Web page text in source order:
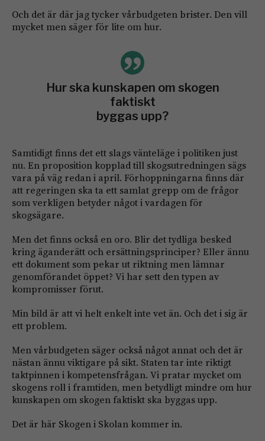
Och det är där jag tycker vårbudgeten brister. Den vill
mycket men säger för lite om hur.
Hur ska kunskapen om skogen
faktiskt
byggas upp?
Samtidigt finns det ett slags vänteläge i politiken just
nu. En proposition kopplad till skogsutredningen sägs
vara på väg redan i april. Förhoppningarna finns där
att regeringen ska ta ett samlat grepp om de frågor
som verkligen betyder något i vardagen för
skogsägare.
Men det finns också en oro. Blir det tydliga besked
kring äganderätt och ersättningsprinciper? Eller ännu
ett dokument som pekar ut riktning men lämnar
genomförandet öppet? Vi har sett den typen av
kompromisser förut.
Min bild är att vi helt enkelt inte vet än. Och det i sig är
ett problem.
Men vårbudgeten säger också något annat och det är
nästan ännu viktigare på sikt. Staten tar inte riktigt
taktpinnen i kompetensfrågan. Vi pratar mycket om
skogens roll i framtiden, men betydligt mindre om hur
kunskapen om skogen faktiskt ska byggas upp.
Det är här Skogen i Skolan kommer in.